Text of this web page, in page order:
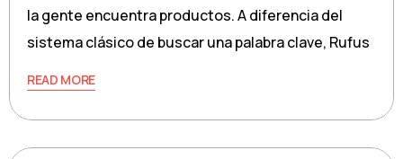
la gente encuentra productos. A diferencia del
sistema clásico de buscar una palabra clave, Rufus
READ MORE